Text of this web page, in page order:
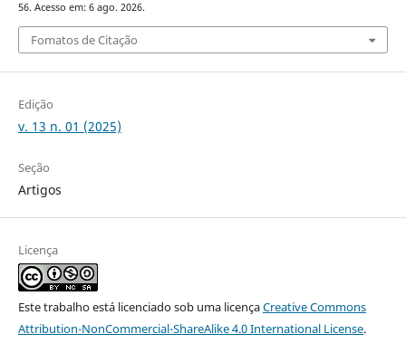
56. Acesso em: 6 ago. 2026.
Fomatos de Citação
Edição
v. 13 n. 01 (2025)
Seção
Artigos
Licença
Este trabalho está licenciado sob uma licençaCreative Commons
Attribution-NonCommercial-ShareAlike 4.0 International License.